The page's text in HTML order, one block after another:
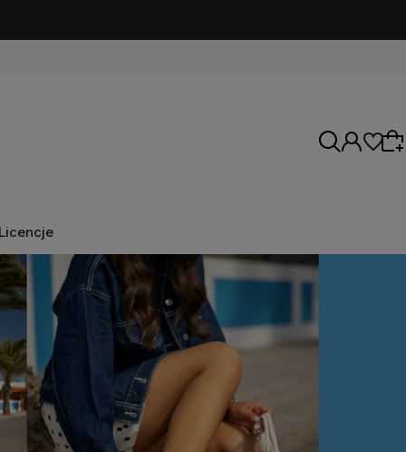
Wybierz coś dla siebie z naszej aktualnej
oferty lub zaloguj się, aby przywrócić dodane
produkty do listy z poprzedniej sesji.
Licencje